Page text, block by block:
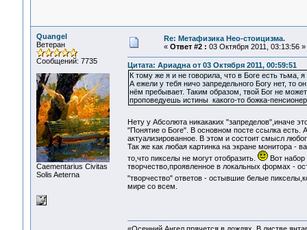
Quangel
Ветеран
Сообщений: 7735
Сaementarius Civitas
Solis Aeterna
Re: Метафизика Нео-стоицизма.
« Ответ #2 : 03 Октября 2011, 03:13:56 »
Цитата: Ариадна от 03 Октября 2011, 00:59:51
К тому же я и не говорила, что в Боге есть тьма,
А ежели у тебя ничо запредельного Богу нет, то
нём пребывает. Таким образом, твой Бог не
проповедуешь истины какого-то божка-
Нету у Абсолюта никакаких "запределов",иначе
"Понятие о Боге". В основном посте ссылка есть.
актуализированное. В этом и состоит смысл
Так же как любая картинка на экране монитора -
то,что пикселы не могут отобразить.
Вот набор
творчество,проявленное в локальных формах -
"творчество" ответов - остывшие белые
мире со всем.